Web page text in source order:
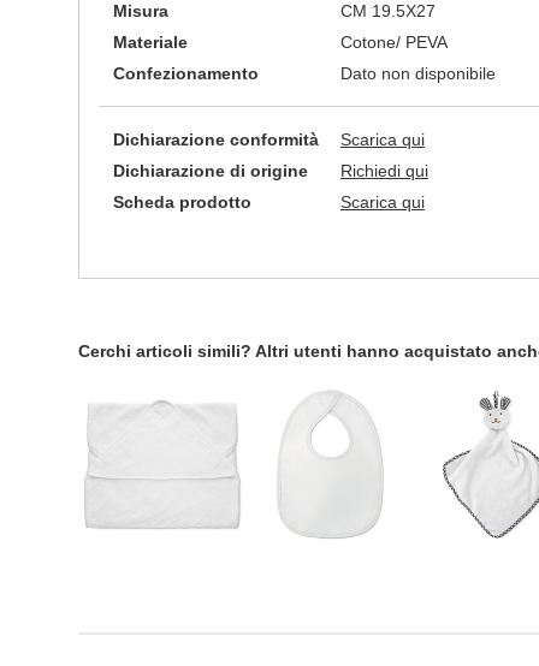
Misura
CM 19.5X27
Materiale
Cotone/ PEVA
Confezionamento
Dato non disponibile
Dichiarazione conformità
Scarica qui
Dichiarazione di origine
Richiedi qui
Scheda prodotto
Scarica qui
Cerchi articoli simili? Altri utenti hanno acquistato